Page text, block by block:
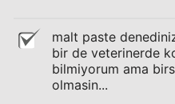
malt paste
bir de veterinerde
bilmiyorum ama
olmasin...